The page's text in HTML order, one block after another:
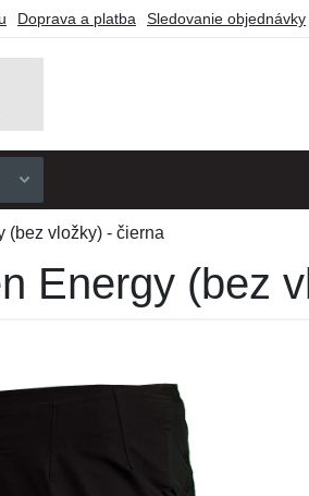
Doprava a platba Sledovanie objednávky
(bez vložky) - čierna
Energy (bez